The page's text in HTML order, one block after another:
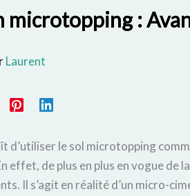
microtopping :
Laurent
d’utiliser le sol microtopping
effet, de plus en plus en vogue
Il s’agit en réalité d’un micro-